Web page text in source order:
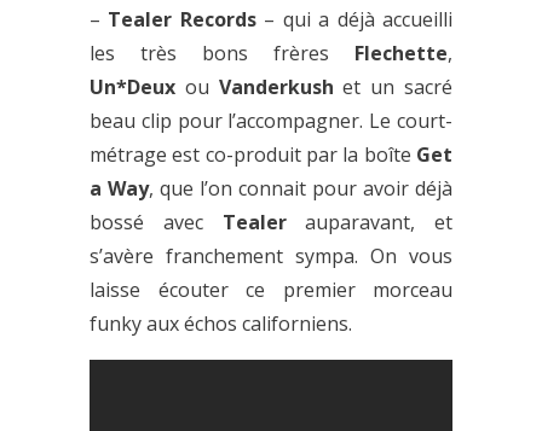
– Tealer Records– qui a déjà accueilli
les très bons frères Flechette,
Un*Deux ou Vanderkushet un sacré
beau clip pour l’accompagner. Le court-
métrage est co-produit par la boîte Get
a Way, que l’on connait pour avoir déjà
bossé avec Tealerauparavant, et
s’avère franchement sympa. On vous
laisse écouter ce premier morceau
funky aux échos californiens.